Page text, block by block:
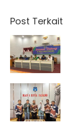
Post Terkait